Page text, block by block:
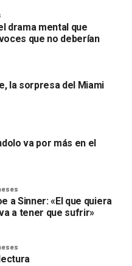
drama mental que
que no deberían
la sorpresa del Miami
va por más en el
a Sinner: «El que quiera
a tener que sufrir»